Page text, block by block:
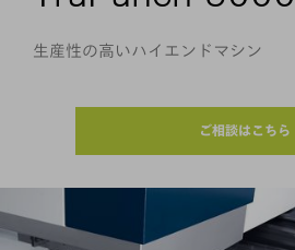
生産性の高いハイエンドマシン
ご相談はこちら